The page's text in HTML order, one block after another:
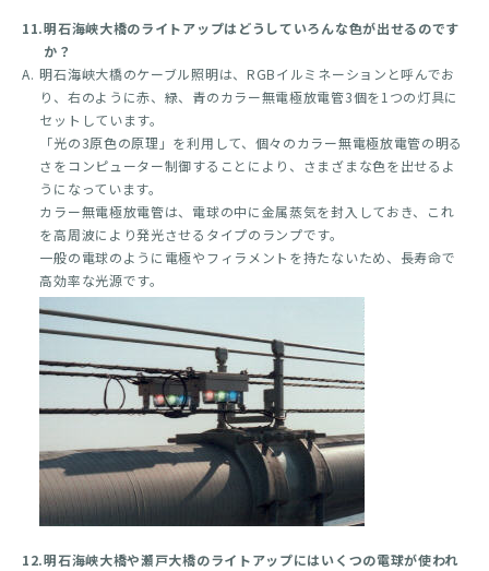
11.明石海峡大橋のライトアップはどうしていろんな色が出せるのです
か？
A. 明石海峡大橋のケーブル照明は、RGBイルミネーションと呼んでお
り、右のように赤、緑、青のカラー無電極放電管3個を1つの灯具に
セットしています。
「光の3原色の原理」を利用して、個々のカラー無電極放電管の明る
さをコンピューター制御することにより、さまざまな色を出せるよ
うになっています。
カラー無電極放電管は、電球の中に金属蒸気を封入しておき、これ
を高周波により発光させるタイプのランプです。
一般の電球のように電極やフィラメントを持たないため、長寿命で
高効率な光源です。
12.明石海峡大橋や瀬戸大橋のライトアップにはいくつの電球が使われ